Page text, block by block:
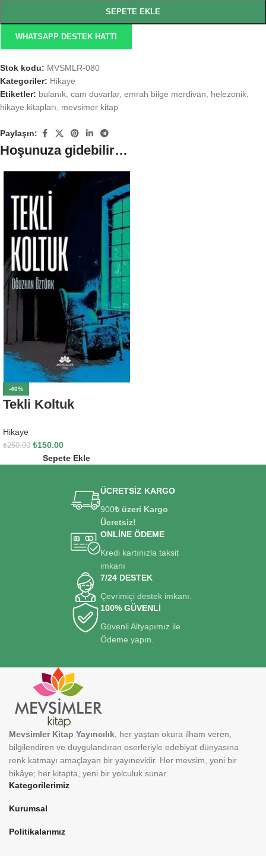
SEPETE EKLE
WHATSAPP DESTEK HATTI
Stok kodu: MVSMLR-080
Kategoriler: Hikaye
Etiketler: bulanık cam duvarlar, emrah bilge merdivan helezonik
hikaye kitapları
mevsimer kitap
Paylaşın:
Hoşunuza gidebilir…
-40%
Tekli Koltuk
Hikaye
₺250.00 ₺150.00
Sepete Ekle
ÜCRETSİZ KARGO
900₺ üzeri Kargo
Ücretsiz!
ONLİNE ÖDEME
Kredi kartınızla taksit
imkanı
7/24 DESTEK
Çevrimiçi destek imkanı.
100% GÜVENLİ
Güvenli Altyapımız ile
Ödeme yapın.
Kategorilerimiz
Kurumsal
Politikalarımız
Mevsimler Kitap Yayıncılık , her yaştan okura ilham veren,
bilgilendiren ve duygulandıran eserleriyle edebiyat dünyasına
renk katmayı amaçlayan bir yayınevidir. Her mevsim, yeni bir
hikâye; her kitapta, yeni bir yolculuk sunar.